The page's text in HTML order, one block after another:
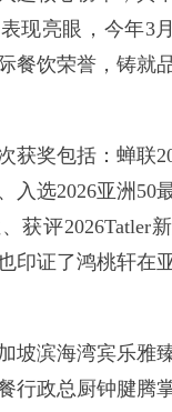
现亮眼，今年3
餐饮荣誉，铸就
获奖包括：蝉联
入选2026亚洲50
获评2026Tatler
印证了鸿桃轩在
坡滨海湾宾乐雅
行政总厨钟腱腾